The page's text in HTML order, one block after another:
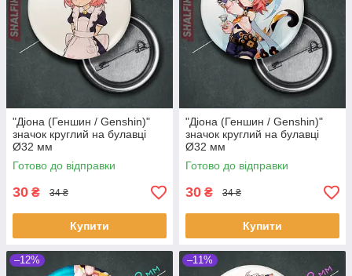
"Діона (Геншин / Genshin)"
значок круглий на булавці
Ø32 мм
Готово до відправки
30 ₴ 34 ₴
Купити
"Діона (Геншин / Genshin)"
значок круглий на булавці
Ø32 мм
Готово до відправки
30 ₴ 34 ₴
Купити
–12% –11%